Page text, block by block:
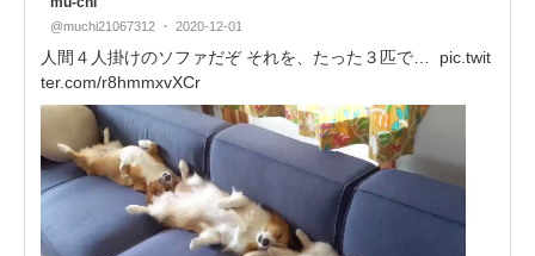
@muchi21067312 2020-12-01
人間４人掛けのソファだぞ それを、たった３匹で…
pic.twit
ter.com/r8hmmxvXCr